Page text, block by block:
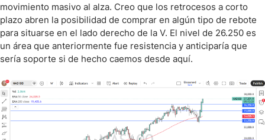
movimiento masivo al alza. Creo que los retrocesos a corto
plazo abren la posibilidad de comprar en algún tipo de rebote
para situarse en el lado derecho de la V. El nivel de 26.250 es
un área que anteriormente fue resistencia y anticiparía que
sería soporte si de hecho caemos desde aquí.